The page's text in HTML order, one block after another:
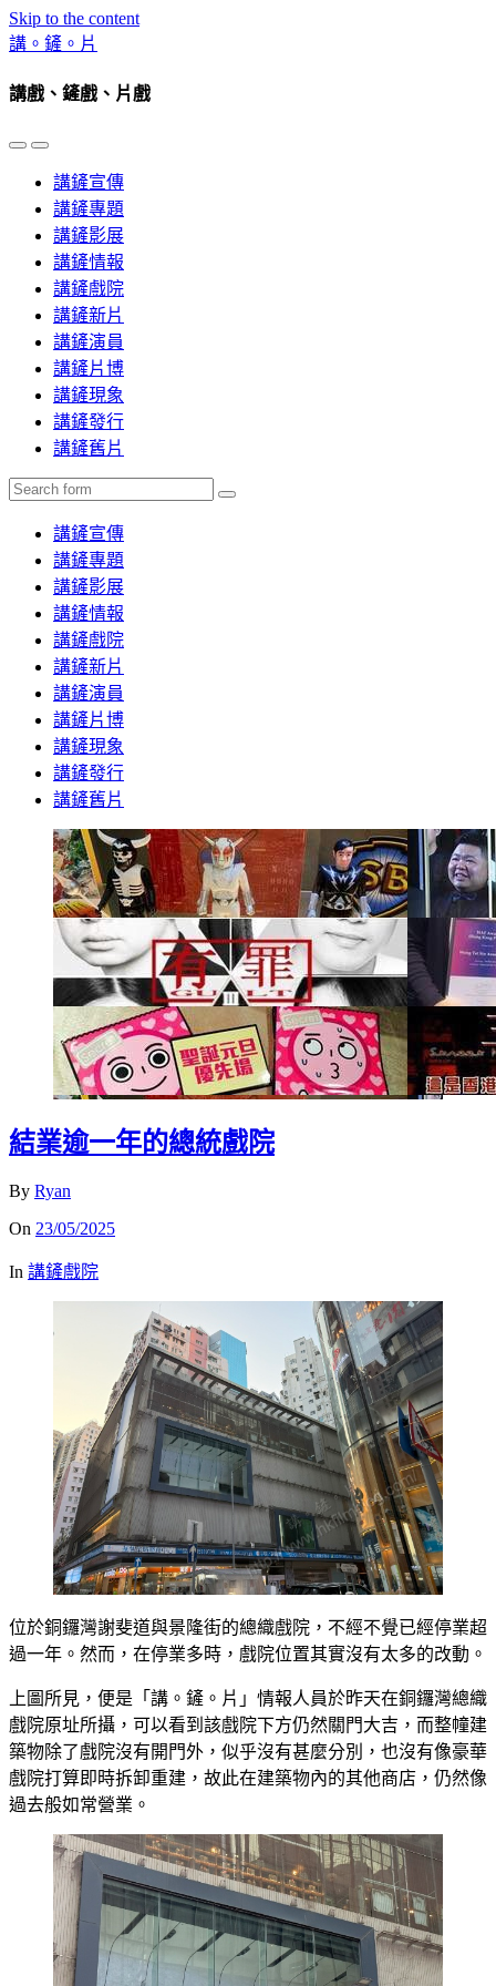
Skip to the content
講。鏟。片
講戲、鏟戲、片戲
Toggle
mobile
Toggle
search
field
講鏟宣傳
講鏟專題
講鏟影展
講鏟情報
講鏟戲院
講鏟新片
講鏟演員
講鏟片博
講鏟現象
講鏟發行
講鏟舊片
Search
講鏟宣傳
講鏟專題
講鏟影展
講鏟情報
講鏟戲院
講鏟新片
講鏟演員
講鏟片博
講鏟現象
講鏟發行
講鏟舊片
結業逾一年的總統戲院
By Ryan
On 23/05/2025
In 講鏟戲院
位於銅鑼灣謝斐道與景隆街的總織戲院，不經不覺已經停業超
過一年。然而，在停業多時，戲院位置其實沒有太多的改動。
上圖所見，便是「講。鏟。片」情報人員於昨天在銅鑼灣總織
戲院原址所攝，可以看到該戲院下方仍然關門大吉，而整幢建
築物除了戲院沒有開門外，似乎沒有甚麼分別，也沒有像豪華
戲院打算即時拆卸重建，故此在建築物內的其他商店，仍然像
過去般如常營業。